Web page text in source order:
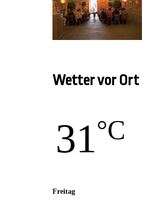
Wetter vor Ort
31°C
Freitag